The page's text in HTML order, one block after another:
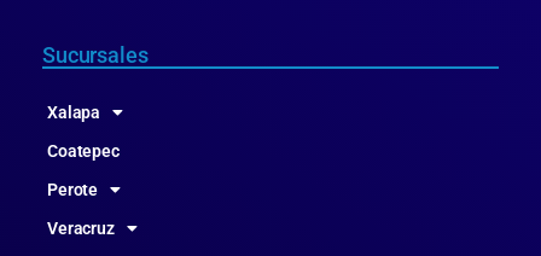
Sucursales
Xalapa
Coatepec
Perote
Veracruz